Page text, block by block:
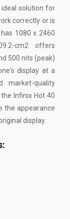
ideal solution for
correctly or is
1080 x 2460
cm2 offers
500 nits (peak)
display at a
market-quality
Infinix Hot 40
the appearance
display.